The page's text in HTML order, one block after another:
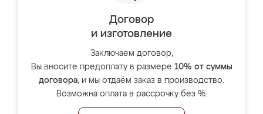
Договор
и изготовление
Заключаем договор,
Вы вносите предоплату в размере 10% от суммы
договора, и мы отдаём заказ в производство.
Возможна оплата в рассрочку без %.